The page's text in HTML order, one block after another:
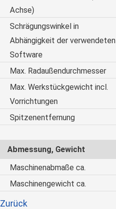
Achse)
Schrägungswinkel in
Abhängigkeit der verwendeten
Software
Max. Radaußendurchmesser
Max. Werkstückgewicht incl.
Vorrichtungen
Spitzenentfernung
Abmessung, Gewicht
Maschinenabmaße ca.
Maschinengewicht ca.
Zurück